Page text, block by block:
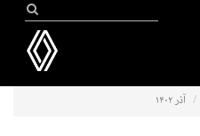
آذر ۱۴۰۲